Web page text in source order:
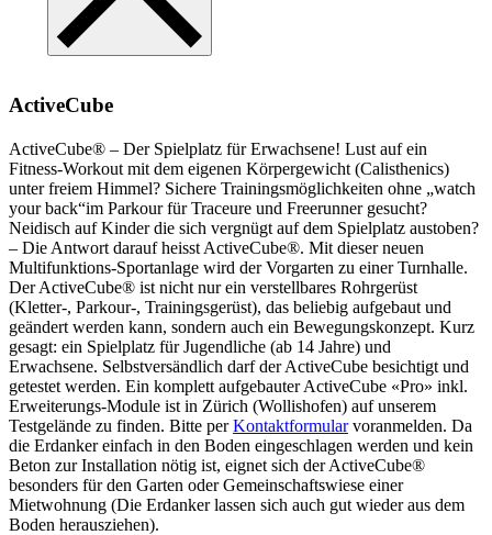
ActiveCube
ActiveCube® – Der Spielplatz für Erwachsene! Lust auf ein
Fitness-Workout mit dem eigenen Körpergewicht (Calisthenics)
unter freiem Himmel? Sichere Trainingsmöglichkeiten ohne „watch
your back“im Parkour für Traceure und Freerunner gesucht?
Neidisch auf Kinder die sich vergnügt auf dem Spielplatz austoben?
– Die Antwort darauf heisst ActiveCube®. Mit dieser neuen
Multifunktions-Sportanlage wird der Vorgarten zu einer Turnhalle.
Der ActiveCube® ist nicht nur ein verstellbares Rohrgerüst
(Kletter-, Parkour-, Trainingsgerüst), das beliebig aufgebaut und
geändert werden kann, sondern auch ein Bewegungskonzept. Kurz
gesagt: ein Spielplatz für Jugendliche (ab 14 Jahre) und
Erwachsene. Selbstversändlich darf der ActiveCube besichtigt und
getestet werden. Ein komplett aufgebauter ActiveCube «Pro» inkl.
Erweiterungs-Module ist in Zürich (Wollishofen) auf unserem
Testgelände zu finden. Bitte perKontaktformularvoranmelden. Da
die Erdanker einfach in den Boden eingeschlagen werden und kein
Beton zur Installation nötig ist, eignet sich der ActiveCube®
besonders für den Garten oder Gemeinschaftswiese einer
Mietwohnung (Die Erdanker lassen sich auch gut wieder aus dem
Boden herausziehen).